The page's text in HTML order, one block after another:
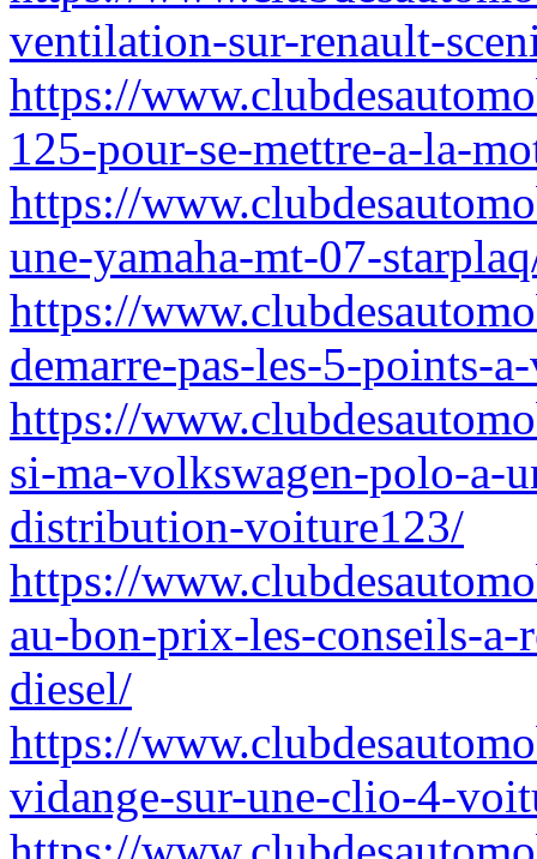
ventilation-sur-renault-
https://
125-pour-se-mettre-a-la-
https://
une-yamaha-mt-07-
https://
demarre-pas-les-5-points-
https://
si-ma-volkswagen-polo-a-
distribution-voiture123/
https://
au-bon-prix-les-conseils-a-
diesel/
https://
vidange-sur-une-clio-4-